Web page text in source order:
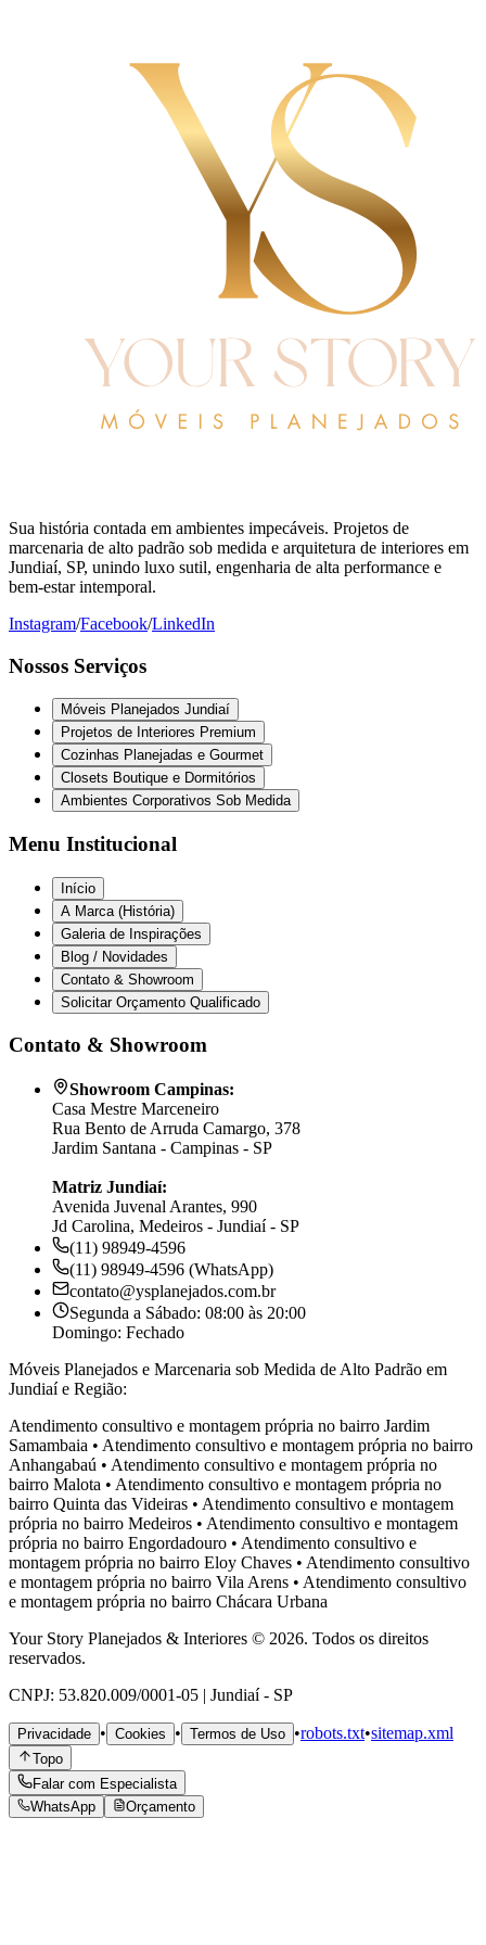
Sua história contada em ambientes impecáveis. Projetos de
marcenaria de alto padrão sob medida e arquitetura de interiores em
Jundiaí, SP, unindo luxo sutil, engenharia de alta performance e
bem-estar intemporal.
Instagram/Facebook/LinkedIn
Nossos Serviços
Móveis Planejados Jundiaí
Projetos de Interiores Premium
Cozinhas Planejadas e Gourmet
Closets Boutique e Dormitórios
Ambientes Corporativos Sob Medida
Menu Institucional
Início
A Marca (História)
Galeria de Inspirações
Blog / Novidades
Contato & Showroom
Solicitar Orçamento Qualificado
Contato & Showroom
Showroom Campinas:
Casa Mestre Marceneiro
Rua Bento de Arruda Camargo, 378
Jardim Santana - Campinas - SP
Matriz Jundiaí:
Avenida Juvenal Arantes, 990
Jd Carolina, Medeiros - Jundiaí - SP
(11) 98949-4596
(11) 98949-4596 (WhatsApp)
contato@ysplanejados.com.br
Segunda a Sábado: 08:00 às 20:00
Domingo: Fechado
Móveis Planejados e Marcenaria sob Medida de Alto Padrão em
Jundiaí e Região:
Atendimento consultivo e montagem própria no bairro Jardim
Samambaia • Atendimento consultivo e montagem própria no bairro
Anhangabaú • Atendimento consultivo e montagem própria no
bairro Malota • Atendimento consultivo e montagem própria no
bairro Quinta das Videiras • Atendimento consultivo e montagem
própria no bairro Medeiros • Atendimento consultivo e montagem
própria no bairro Engordadouro • Atendimento consultivo e
montagem própria no bairro Eloy Chaves • Atendimento consultivo
e montagem própria no bairro Vila Arens • Atendimento consultivo
e montagem própria no bairro Chácara Urbana
Your Story Planejados & Interiores © 2026. Todos os direitos
reservados.
CNPJ: 53.820.009/0001-05 | Jundiaí - SP
Privacidade • Cookies • Termos de Uso •robots.txt•sitemap.xml
Topo
Falar com Especialista
WhatsApp
Orçamento